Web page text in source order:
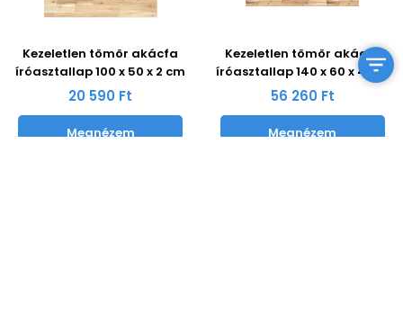
Kezeletlen tömör akácfa
íróasztallap 100 x 50 x 2 cm
20 590 Ft
Megnézem
Kezeletlen tömör akácfa
íróasztallap 140 x 60 x 4 cm
56 260 Ft
Megnézem